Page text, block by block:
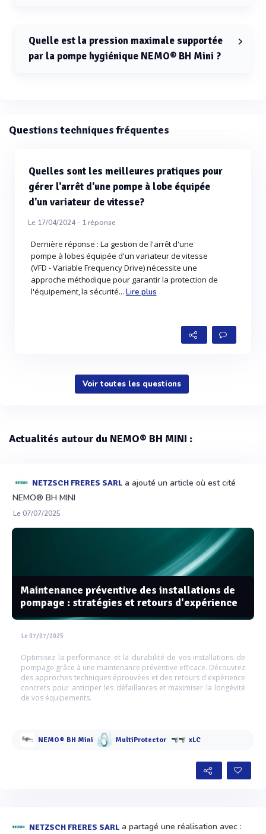
Quelle est la pression maximale supportée
par la pompe hygiénique NEMO® BH Mini ?
Questions techniques fréquentes
Quelles sont les meilleures pratiques pour
gérer l'arrêt d'une pompe à lobe équipée
d'un variateur de vitesse?
Le 17/04/2024 - 1réponse
Dernière réponse : La gestion de l'arrêt d'une
pompe à lobes équipée d'un variateur de vitesse
(VFD - Variable Frequency Drive) nécessite une
approche méthodique pour garantir la protection de
l'équipement, la sécurité... Lire plus
Voir toutes les questions
Actualités autour du NEMO® BH MINI :
NETZSCH FRERES SARL a ajouté un article où est cité
NEMO® BH MINI
Le 07/07/2025
Maintenance préventive des installations de
pompage : stratégies et retours d'expérience
Le 07/07/2025
Optimisez la performance et la durabilité de vos installations de
pompage grâce à une maintenance préventive efficace. Découvrez
des approches techniques éprouvées et des retours d'expérience
concrets pour anticiper les défaillances et maximiser la longévité
de vos équipements.
NEMO® BH Mini MultiProtector xLC
NETZSCH FRERES SARL a partagé une réalisation avec :